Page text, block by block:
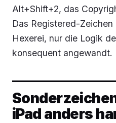
Alt+Shift+2, das
Das Registered-
Hexerei, nur die Logik
konsequent angewandt.
iPad anders